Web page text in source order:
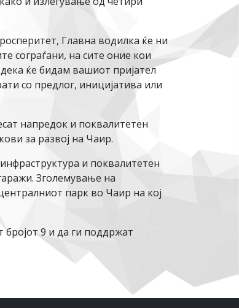
Главна водилка ќе ни
сограѓани, на сите оние кои
ќе бидам вашиот пријател
со предлог, иницијатива или
напредок и поквалитетен
за развој на Чаир.
и поквалитетен
Зголемување на
парк во Чаир на кој
бројот 9 и да ги поддржат